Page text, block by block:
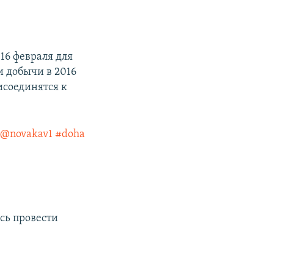
февраля для
добычи в 2016
к
@novakav1 #doha
провести